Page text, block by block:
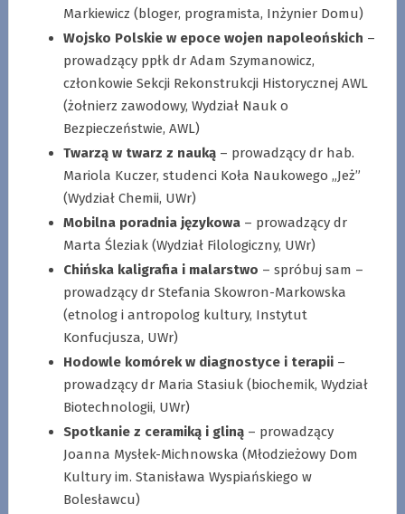
Markiewicz (bloger, programista, Inżynier Domu)
Wojsko Polskie w epoce wojen napoleońskich –
prowadzący ppłk dr Adam Szymanowicz,
członkowie Sekcji Rekonstrukcji Historycznej AWL
(żołnierz zawodowy, Wydział Nauk o
Bezpieczeństwie, AWL)
Twarzą w twarz z nauką– prowadzący dr hab.
Mariola Kuczer, studenci Koła Naukowego „Jeż”
(Wydział Chemii, UWr)
Mobilna poradnia językowa– prowadzący dr
Marta Śleziak (Wydział Filologiczny, UWr)
Chińska kaligrafia i malarstwo – spróbuj sam –
prowadzący dr Stefania Skowron-Markowska
(etnolog i antropolog kultury, Instytut
Konfucjusza, UWr)
Hodowle komórek w diagnostyce i terapii–
prowadzący dr Maria Stasiuk (biochemik, Wydział
Biotechnologii, UWr)
Spotkanie z ceramiką i gliną– prowadzący
Joanna Mysłek-Michnowska (Młodzieżowy Dom
Kultury im. Stanisława Wyspiańskiego w
Bolesławcu)